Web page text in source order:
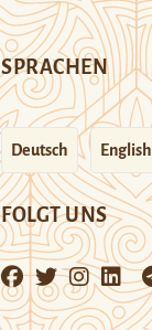
SPRACHEN
Deutsch English
FOLGT UNS